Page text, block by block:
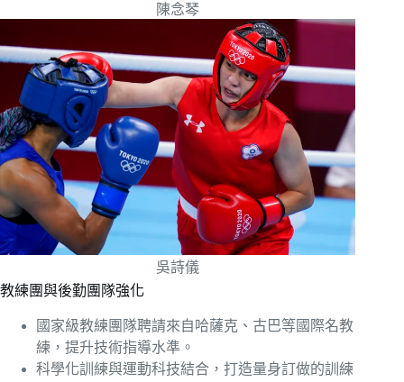
陳念琴
吳詩儀
教練團與後勤團隊強化
國家級教練團隊聘請來自哈薩克、古巴等國際名教
練，提升技術指導水準。
科學化訓練與運動科技結合，打造量身訂做的訓練